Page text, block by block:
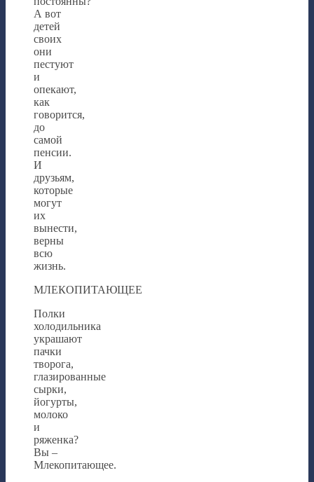
А вот
детей
своих
они
пестуют
и
опекают,
как
говорится,
до
самой
пенсии.
И
друзьям,
которые
могут
их
вынести,
верны
всю
жизнь.
МЛЕКОПИТАЮЩЕЕ
Полки
холодильника
украшают
пачки
творога,
глазированные
сырки,
йогурты,
молоко
и
ряженка?
Вы –
Млекопитающее.